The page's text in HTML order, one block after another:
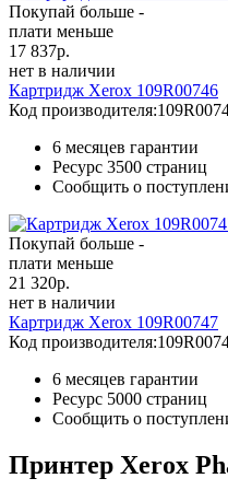
Покупай больше -
плати меньше
17 837р.
нет в наличии
Картридж Xerox 109R00746
Код производителя:
6 месяцев гарантии
Ресурс 3500 страниц
Сообщить о
Покупай больше -
плати меньше
21 320р.
нет в наличии
Картридж Xerox 109R00747
Код производителя:
6 месяцев гарантии
Ресурс 5000 страниц
Сообщить о
Принтер Xerox